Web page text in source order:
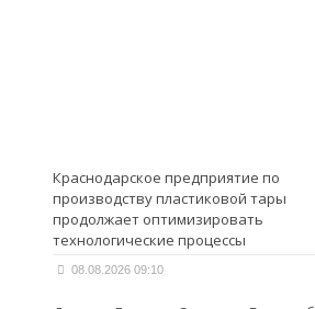
Краснодарское предприятие по
производству пластиковой тары
продолжает оптимизировать
технологические процессы
08.08.2026 09:10